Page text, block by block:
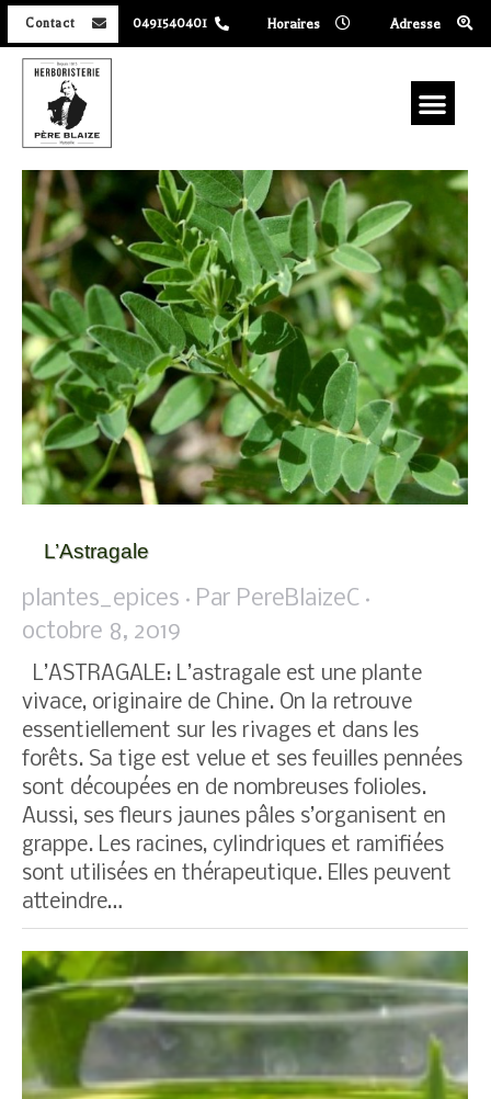
Contact 0491540401 Horaires Adresse
L’Astragale
plantes_epices Par PereBlaizeC
octobre 8, 2019
L’ASTRAGALE: L’astragale est une plante
vivace, originaire de Chine. On la retrouve
essentiellement sur les rivages et dans les
forêts. Sa tige est velue et ses feuilles pennées
sont découpées en de nombreuses folioles.
Aussi, ses fleurs jaunes pâles s’organisent en
grappe. Les racines, cylindriques et ramifiées
sont utilisées en thérapeutique. Elles peuvent
atteindre…